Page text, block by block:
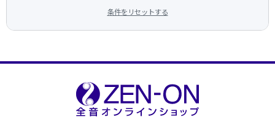
条件をリセットする